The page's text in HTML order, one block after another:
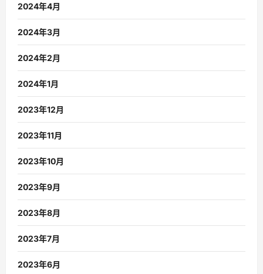
2024年4月
2024年3月
2024年2月
2024年1月
2023年12月
2023年11月
2023年10月
2023年9月
2023年8月
2023年7月
2023年6月